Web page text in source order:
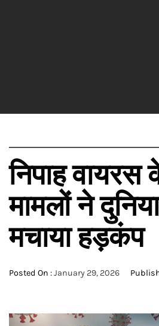
निपाह
मामलों ने
मचाया हड़कंप
Posted On :January 29, 2026